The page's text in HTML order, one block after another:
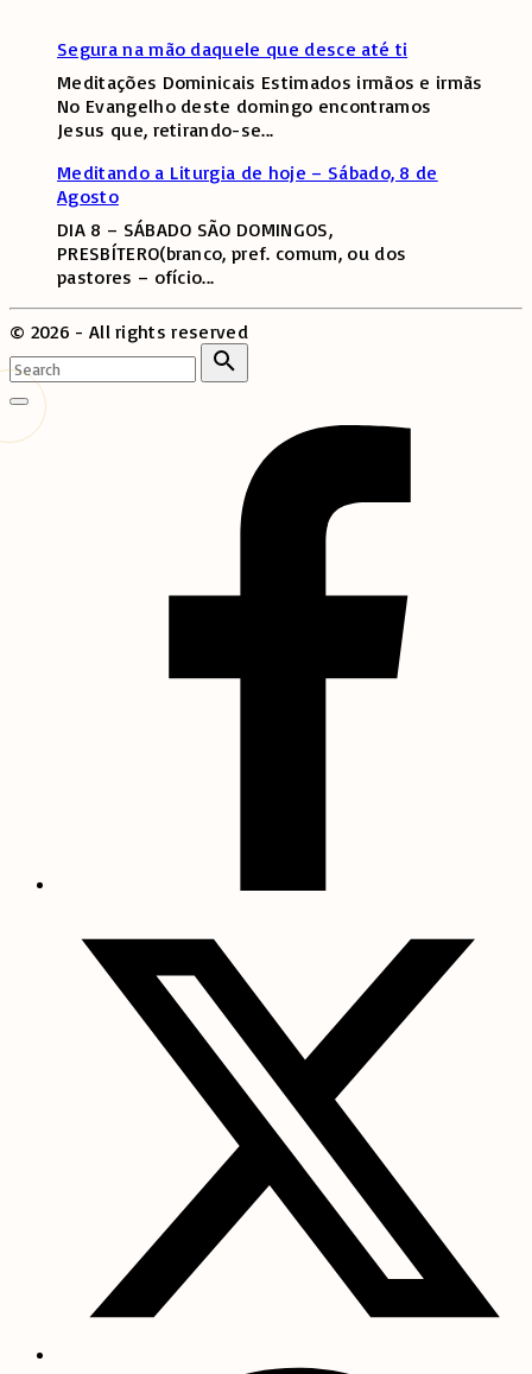
Segura na mão daquele que desce até ti
Meditações Dominicais Estimados irmãos e irmãs
No Evangelho deste domingo encontramos
Jesus que, retirando-se...
Meditando a Liturgia de hoje – Sábado, 8 de
Agosto
DIA 8 – SÁBADO SÃO DOMINGOS,
PRESBÍTERO(branco, pref. comum, ou dos
pastores – ofício...
© 2026 - All rights reserved
Search
Search
for:
Go
to
top